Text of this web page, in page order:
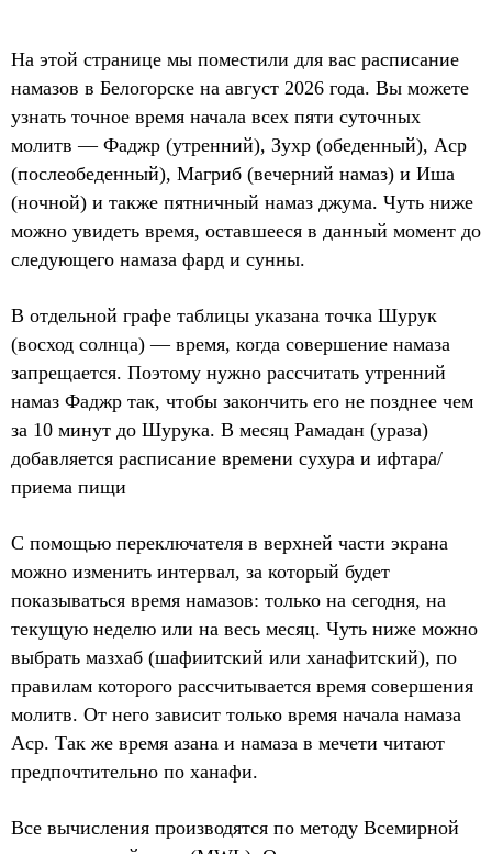
На этой странице мы поместили для вас расписание
намазов в Белогорске на август 2026 года. Вы можете
узнать точное время начала всех пяти суточных
молитв — Фаджр (утренний), Зухр (обеденный), Аср
(послеобеденный), Магриб (вечерний намаз) и Иша
(ночной) и также пятничный намаз джума. Чуть ниже
можно увидеть время, оставшееся в данный момент до
следующего намаза фард и сунны.
В отдельной графе таблицы указана точка Шурук
(восход солнца) — время, когда совершение намаза
запрещается. Поэтому нужно рассчитать утренний
намаз Фаджр так, чтобы закончить его не позднее чем
за 10 минут до Шурука. В месяц Рамадан (ураза)
добавляется расписание времени сухура и ифтара/
приема пищи
С помощью переключателя в верхней части экрана
можно изменить интервал, за который будет
показываться время намазов: только на сегодня, на
текущую неделю или на весь месяц. Чуть ниже можно
выбрать мазхаб (шафиитский или ханафитский), по
правилам которого рассчитывается время совершения
молитв. От него зависит только время начала намаза
Аср. Так же время азана и намаза в мечети читают
предпочтительно по ханафи.
Все вычисления производятся по методу Всемирной